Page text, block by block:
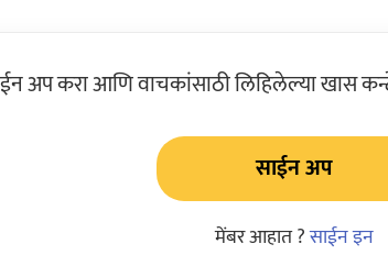
अप करा आणि वाचकांसाठी लिहिलेल्या खास
साईन अप
मेंबर आहात ?साईन इन